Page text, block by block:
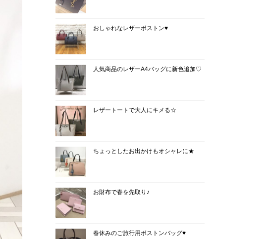
おしゃれなレザーボストン♥
人気商品のレザーA4バッグに新色追加♡
レザートートで大人にキメる☆
ちょっとしたお出かけもオシャレに★
お財布で春を先取り♪
春休みのご旅行用ボストンバッグ♥